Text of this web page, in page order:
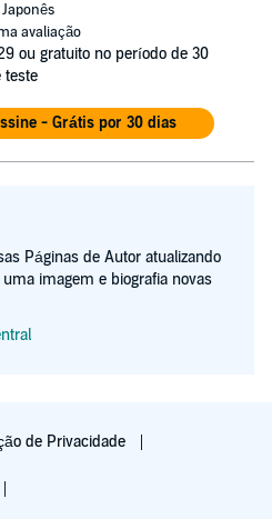
avaliação
ou gratuito no período de 30
teste
- Grátis por 30 dias
Páginas de Autor atualizando
imagem e biografia novas
de Privacidade